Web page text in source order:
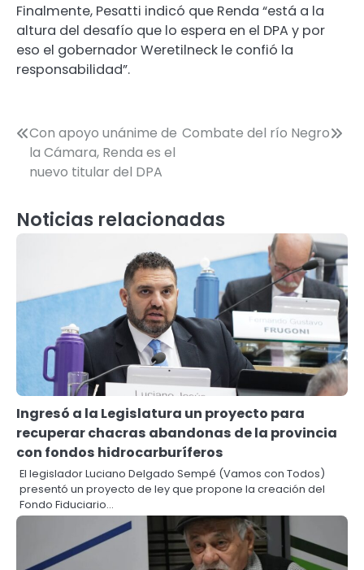
Finalmente, Pesatti indicó que Renda “está a la
altura del desafío que lo espera en el DPA y por
eso el gobernador Weretilneck le confió la
responsabilidad”.
Navegación
de
Con apoyo unánime de
la Cámara, Renda es el
nuevo titular del DPA
Combate del río Negro
Noticias relacionadas
Ingresó a la Legislatura un proyecto para
recuperar chacras abandonas de la provincia
con fondos hidrocarburíferos
El legislador Luciano Delgado Sempé (Vamos con Todos)
presentó un proyecto de ley que propone la creación del
Fondo Fiduciario…